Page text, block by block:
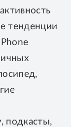
тенденции
подкасты,